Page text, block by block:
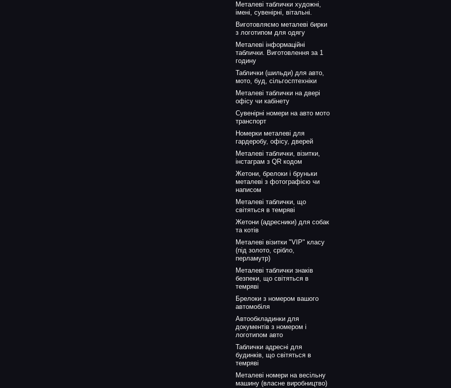
Металеві таблички художні,
імені, сувенірні, вітальні.
Виготовляємо металеві бирки
з логотипом для одягу
Металеві інформаційні
таблички. Виготовлення за 1
годину
Таблички (шильди) для авто,
мото, буд, сільгосптехніки
Металеві таблички на двері
офісу чи кабінету
Сувенірні номери на авто мото
транспорт
Номерки металеві для
гардеробу, офісу, дверей
Металеві таблички, візитки,
інстаграм з QR кодом
Жетони, брелоки і бруньки
металеві з фотографією чи
написом
Металеві таблички, що
світяться в темряві
Жетони (адресники) для собак
та котів
Металеві візитки "VIP" класу
(під золото, срібло,
перламутр)
Металеві таблички знаків
безпеки, що світяться в
темряві
Брелоки з номером вашого
автомобіля
Автообкладинки для
документів з номером і
логотипом авто
Таблички адресні для
будинків, що світяться в
темряві
Металеві номери на весільну
машину (власне виробництво)